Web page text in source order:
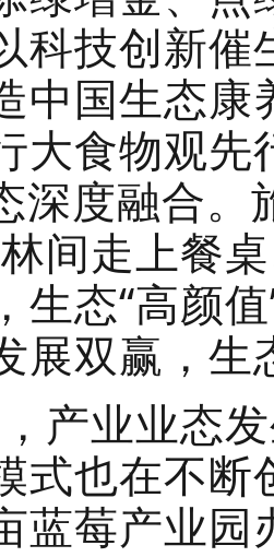
科技创新催
中国生态
大食物观先
深度融合。
间走上餐
生态“高颜
展双赢，生
产业业态
式也在不断
蓝莓产业